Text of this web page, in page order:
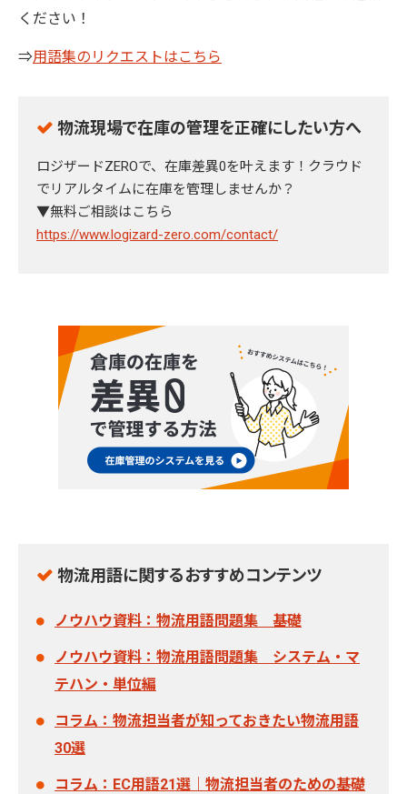
ください！
⇒用語集のリクエストはこちら
物流現場で在庫の管理を正確にしたい方へ
ロジザードZEROで、在庫差異0を叶えます！クラウド
でリアルタイムに在庫を管理しませんか？
▼無料ご相談はこちら
https://www.logizard-zero.com/contact/
物流用語に関するおすすめコンテンツ
ノウハウ資料：物流用語問題集 基礎
ノウハウ資料：物流用語問題集 システム・マ
テハン・単位編
コラム：物流担当者が知っておきたい物流用語
30選
コラム：EC用語21選｜物流担当者のための基礎